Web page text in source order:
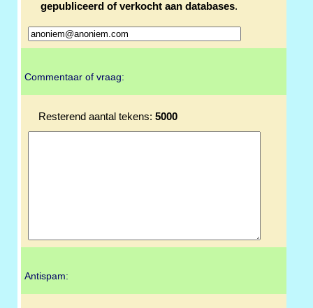
gepubliceerd of verkocht aan databases.
Commentaar of vraag:
Resterend aantal tekens: 5000
Antispam: